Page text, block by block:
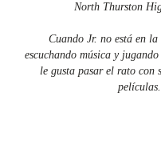
North Thurston
Cuando Jr. no está en
escuchando música y
le gusta pasar el rato con
películas.